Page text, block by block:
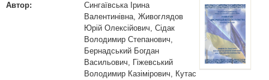
Автор:
Сингаївська Ірина
Валентинівна, Живоглядов
Юрій Олексійович, Сідак
Володимир Степанович,
Бернадський Богдан
Васильович, Гіжевський
Володимир Казімірович, Кутас